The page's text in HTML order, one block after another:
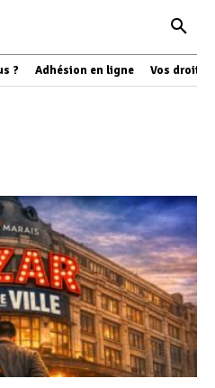
? Adhésion en ligne Vos droits